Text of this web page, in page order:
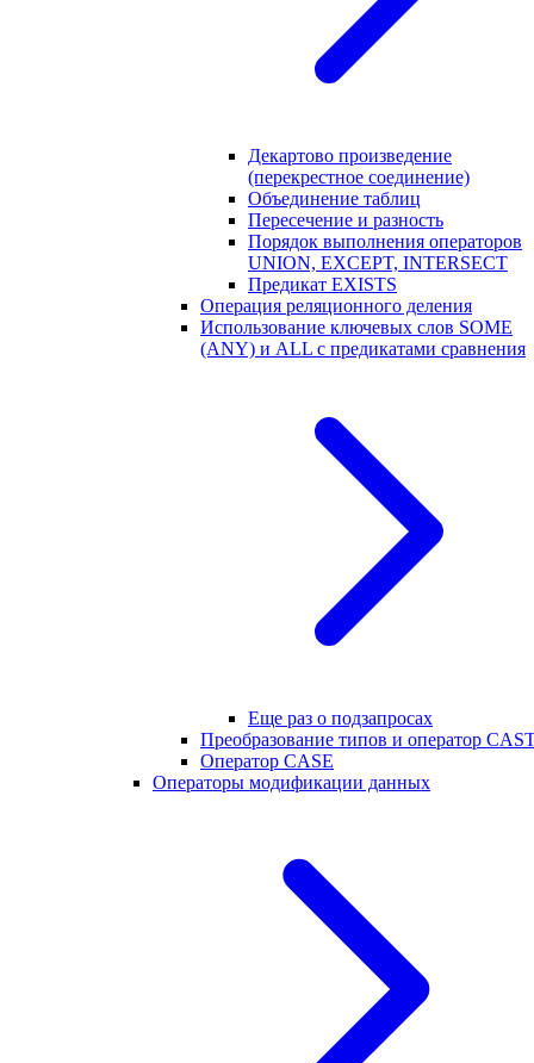
Декартово произведение
(перекрестное соединение)
Объединение таблиц
Пересечение и разность
Порядок выполнения операторов
UNION, EXCEPT, INTERSECT
Предикат EXISTS
Операция реляционного деления
Использование ключевых слов SOME
(ANY) и ALL с предикатами сравнения
Еще раз о подзапросах
Преобразование типов и оператор
Оператор CASE
Операторы модификации данных